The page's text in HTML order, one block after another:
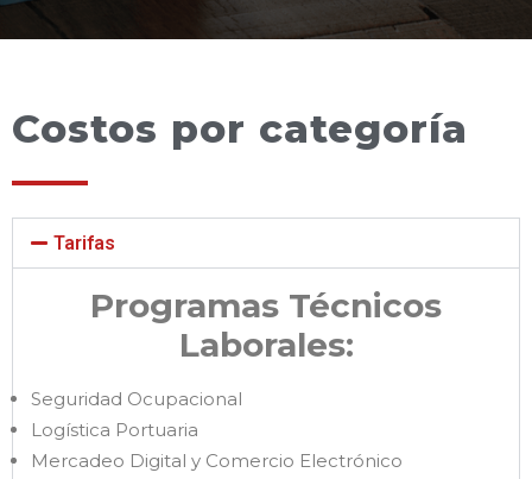
Costos por categoría
Tarifas
Programas Técnicos
Laborales:
Seguridad Ocupacional
Logística Portuaria
Mercadeo Digital y Comercio Electrónico